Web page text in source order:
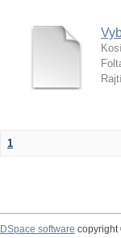
1
DSpace software copyright